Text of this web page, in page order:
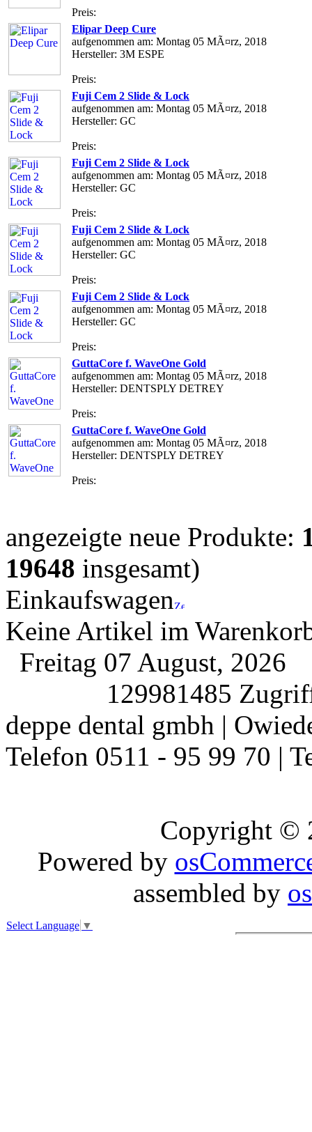
Preis:
Elipar Deep Cure
aufgenommen am: Montag 05 MÃ¤rz, 2018
Hersteller: 3M ESPE
Preis:
Fuji Cem 2 Slide & Lock
aufgenommen am: Montag 05 MÃ¤rz, 2018
Hersteller: GC
Preis:
Fuji Cem 2 Slide & Lock
aufgenommen am: Montag 05 MÃ¤rz, 2018
Hersteller: GC
Preis:
Fuji Cem 2 Slide & Lock
aufgenommen am: Montag 05 MÃ¤rz, 2018
Hersteller: GC
Preis:
Fuji Cem 2 Slide & Lock
aufgenommen am: Montag 05 MÃ¤rz, 2018
Hersteller: GC
Preis:
GuttaCore f. WaveOne Gold
aufgenommen am: Montag 05 MÃ¤rz, 2018
Hersteller: DENTSPLY DETREY
Preis:
GuttaCore f. WaveOne Gold
aufgenommen am: Montag 05 MÃ¤rz, 2018
Hersteller: DENTSPLY DETREY
Preis:
angezeigte neue Produkte:
19648 insgesamt)
Einkaufswagen
Keine Artikel im
Freitag 07 August, 2026
129981485
deppe dental gmbh |
Telefon 0511 - 95 99 70 |
Copyright ©
Powered by
assembled by
Select Language ▼